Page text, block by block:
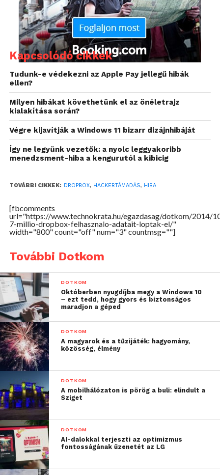
mostani jelszavát.
Kapcsolódó cikkek
Tudunk-e védekezni az Apple Pay jellegű hibák
ellen?
Milyen hibákat követhetünk el az önéletrajz
kialakítása során?
Végre kijavítják a Windows 11 bizarr dizájnhibáját
Így ne legyünk vezetők: a nyolc leggyakoribb
menedzsment-hiba a kengurutól a kibicig
TOVÁBBI CIKKEK: DROPBOX, HACKERTÁMADÁS, HIBA
[fbcomments
url="https://www.technokrata.hu/egazdasag/dotkom/2014/
7-millio-dropbox-felhasznalo-adatait-loptak-el/"
width="800" count="off" num="3" countmsg=""]
További Dotkom
DOTKOM
Októberben nyugdíjba megy a Windows 10
– ezt tedd, hogy gyors és biztonságos
maradjon a géped
DOTKOM
A magyarok és a tűzijáték: hagyomány,
közösség, élmény
DOTKOM
A mobilhálózaton is pörög a buli: elindult a
Sziget
DOTKOM
AI-dalokkal terjeszti az optimizmus
fontosságának üzenetét az LG